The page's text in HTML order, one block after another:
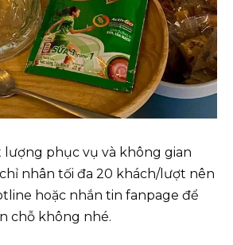
lượng phục vụ và không gian
nhân tối đa 20 khách/lượt nên
hoặc nhắn tin fanpage để
chỗ không nhé.